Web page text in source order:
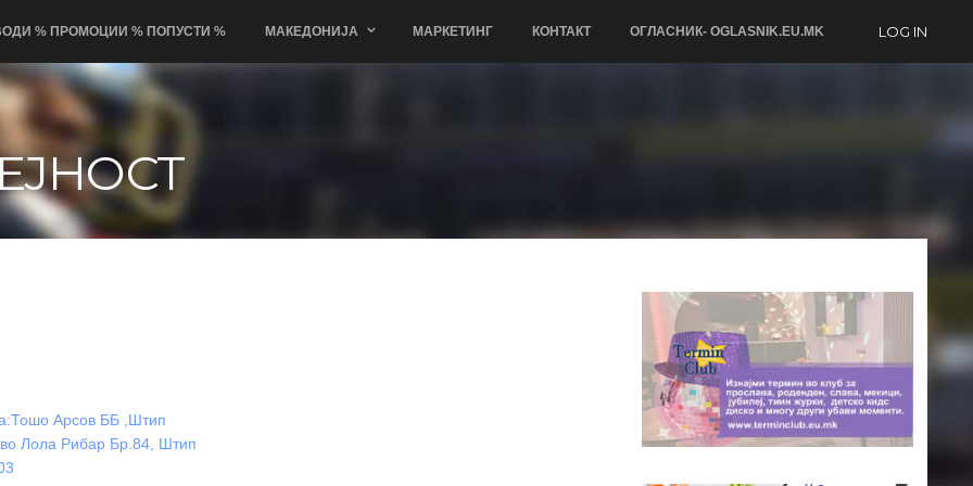
LOG IN
% ПРОМОЦИИ % ПОПУСТИ % МАКЕДОНИЈА МАРКЕТИНГ КОНТАКТ ОГЛАСНИК- OGLASNIK.EU.MK
Арсов ББ ,Штип
Лола Рибар Бр.84, Штип